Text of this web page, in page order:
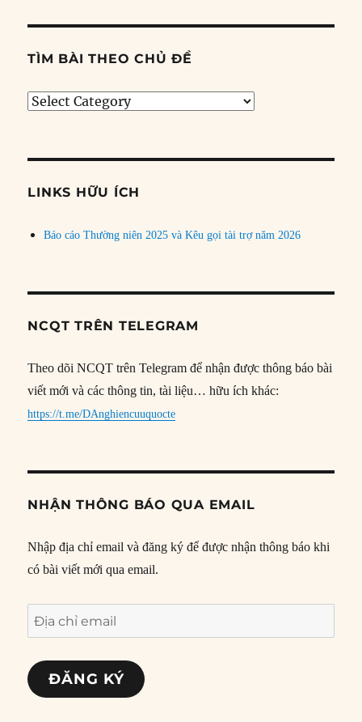
TÌM BÀI THEO CHỦ ĐỀ
Tìm
đề
LINKS HỮU ÍCH
Báo cáo Thường niên 2025 và Kêu gọi tài trợ năm 2026
NCQT TRÊN TELEGRAM
Theo dõi NCQT trên Telegram để nhận được thông báo bài
viết mới và các thông tin, tài liệu… hữu ích khác:
https://t.me/DAnghiencuuquocte
NHẬN THÔNG BÁO QUA EMAIL
Nhập địa chỉ email và đăng ký để được nhận thông báo khi
có bài viết mới qua email.
Địa
chỉ
email
ĐĂNG KÝ